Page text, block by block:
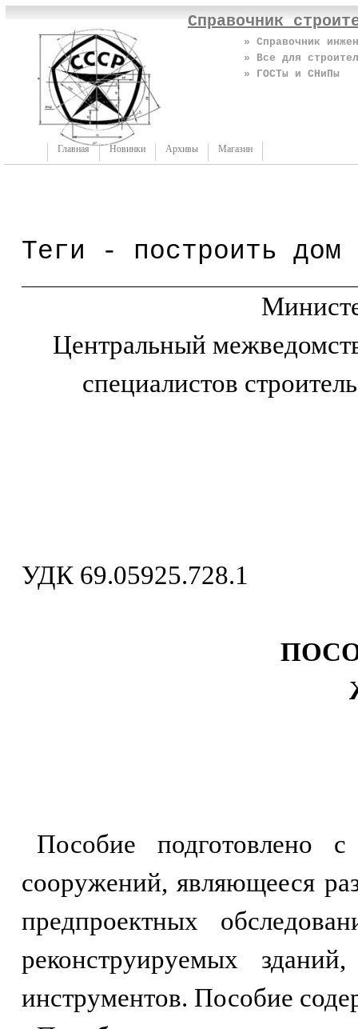
Справочник
» Справочник
» Все для
» ГОСТы и СНиПы
Главная Новинки Архивы Магазин
Теги - построить дом
Центральный
специалистов
УДК 69.05925.728.1
Пособие подготовлено
сооружений, являющееся
предпроектных
реконструируемых
инструментов. Пособие